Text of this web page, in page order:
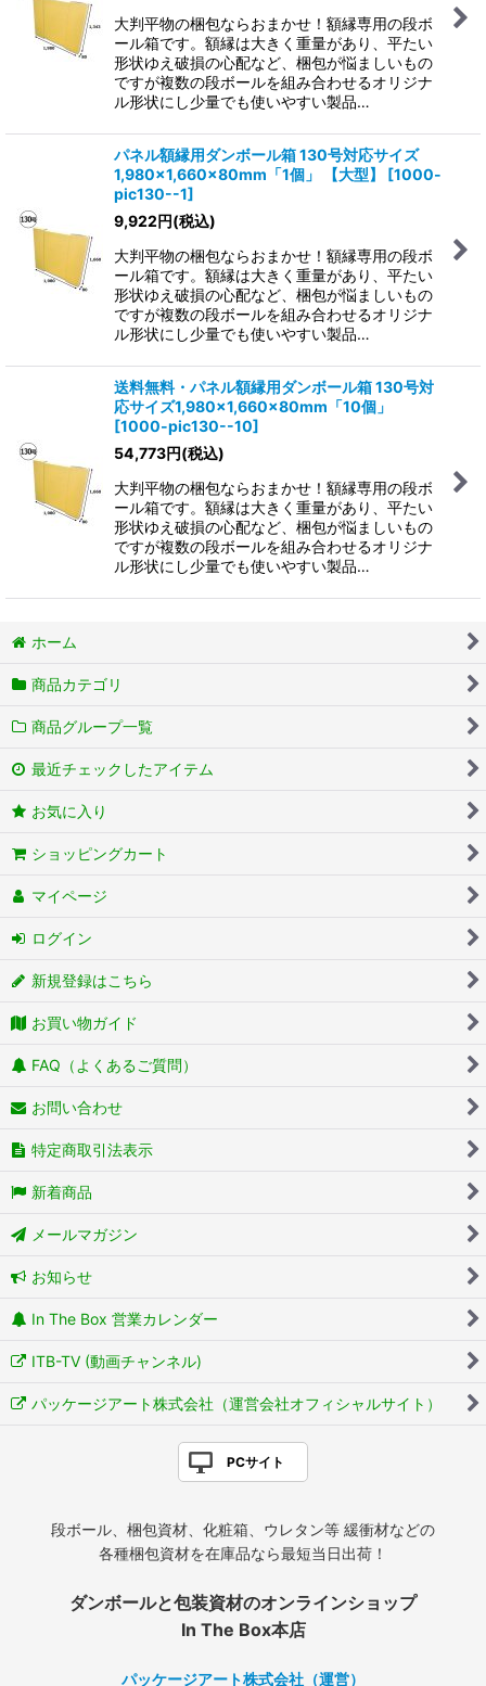
大判平物の梱包ならおまかせ！額縁専用の段ボ
ール箱です。額縁は大きく重量があり、平たい
形状ゆえ破損の心配など、梱包が悩ましいもの
ですが複数の段ボールを組み合わせるオリジナ
ル形状にし少量でも使いやすい製品…
パネル額縁用ダンボール箱 130号対応サイズ
1,980×1,660×80mm「1個」
【大型】 [1000-
pic130--1]
9,922円(税込)
大判平物の梱包ならおまかせ！額縁専用の段ボ
ール箱です。額縁は大きく重量があり、平たい
形状ゆえ破損の心配など、梱包が悩ましいもの
ですが複数の段ボールを組み合わせるオリジナ
ル形状にし少量でも使いやすい製品…
送料無料・パネル額縁用ダンボール箱 130号対
応サイズ1,980×1,660×80mm「10個」
[1000-pic130--10]
54,773円(税込)
大判平物の梱包ならおまかせ！額縁専用の段ボ
ール箱です。額縁は大きく重量があり、平たい
形状ゆえ破損の心配など、梱包が悩ましいもの
ですが複数の段ボールを組み合わせるオリジナ
ル形状にし少量でも使いやすい製品…
ホーム
商品カテゴリ
商品グループ一覧
最近チェックしたアイテム
お気に入り
ショッピングカート
マイページ
ログイン
新規登録はこちら
お買い物ガイド
FAQ（よくあるご質問）
お問い合わせ
特定商取引法表示
新着商品
メールマガジン
お知らせ
In The Box 営業カレンダー
ITB-TV (動画チャンネル)
パッケージアート株式会社（運営会社オフィシャルサイト）
PCサイト
段ボール、梱包資材、化粧箱、ウレタン等 緩衝材などの
各種梱包資材を在庫品なら最短当日出荷！
ダンボールと包装資材のオンラインショップ
In The Box本店
パッケージアート株式会社（運営）